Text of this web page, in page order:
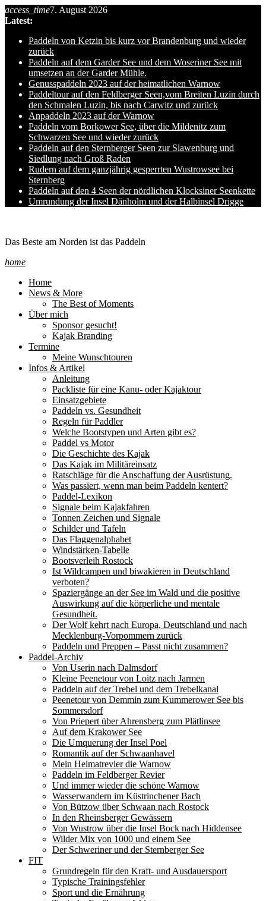
Skip
to
content
access_time7. August 2026
Latest:
Paddeln von Ketzin bis kurz vor Brandenburg und wieder
zurück
Paddeln auf dem Garder See und dem Woseriner See mit
umsetzen an der Garder Mühle.
Genusspaddeln 2023 auf der heimatlichen Warnow
Paddeltour auf den Feldberger Seen,vom Breiten Luzin durch
den Schmalen Luzin, bis nach Carwitz und zurück
Anpaddeln 2023 auf der Warnow
Paddeln vom Borkower See, über die Mildenitz zum
Schwarzen See und wieder zurück
Paddeln auf den Sternberger Seen zur Slawenburg und
Siedlung nach Groß Raden
Rudern auf dem ganzjährig gesperrten Wustrowsee bei
Sternberg
Paddeln auf den 4 Seen der nördlichen Klocksiner Seenkette
Umrundung der Insel Dänholm und der Halbinsel Drigge
Das Beste am Norden ist das Paddeln
home
Home
News & More
The Best of Moments
Über mich
Sponsor gesucht!
Kajak Branding
Termine
Meine Wunschtouren
Infos & Artikel
Anleitung
Packliste für eine Kanu- oder Kajaktour
Einsatzgebiete
Paddeln vs. Gesundheit
Regeln für Paddler
Welche Bootstypen und Arten gibt es?
Paddel vs Motor
Die Geschichte des Kajak
Das Kajak im Militäreinsatz
Ratschläge für die Anschaffung der Ausrüstung.
Was passiert, wenn man beim Paddeln kentert?
Paddel-Lexikon
Signale beim Kajakfahren
Tonnen Zeichen und Signale
Schilder und Tafeln
Das Flaggenalphabet
Windstärken-Tabelle
Bootsverleih Rostock
Ist Wildcampen und biwakieren in Deutschland
verboten?
Spaziergänge an der See im Wald und die positive
Auswirkung auf die körperliche und mentale
Gesundheit.
Der Wolf kehrt nach Europa, Deutschland und nach
Mecklenburg-Vorpommern zurück
Paddeln und Preppen – Passt nicht zusammen?
Paddel-Archiv
Von Userin nach Dalmsdorf
Kleine Peenetour von Loitz nach Jarmen
Paddeln auf der Trebel und dem Trebelkanal
Peenetour von Demmin zum Kummerower See bis
Sommersdorf
Von Priepert über Ahrensberg zum Plätlinsee
Auf dem Krakower See
Die Umquerung der Insel Poel
Romantik auf der Schwaanhavel
Mein Heimatrevier die Warnow
Paddeln im Feldberger Revier
Und immer wieder die schöne Warnow
Wasserwandern im Küstrinchener Bach
Von Bützow über Schwaan nach Rostock
In den Rheinsberger Gewässern
Von Wustrow über die Insel Bock nach Hiddensee
Wilder Mix von 1000 und einem See
Der Schweriner und der Sternberger See
FIT
Grundregeln für den Kraft- und Ausdauersport
Typische Trainingsfehler
Sport und die Ernährung